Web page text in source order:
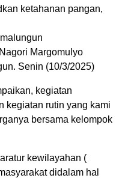
ketahanan pangan,
Margomulyo
Senin (10/3/2025)
kegiatan
kegiatan rutin yang kami
bersama kelompok
kewilayahan (
didalam hal